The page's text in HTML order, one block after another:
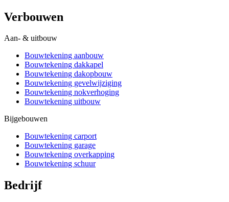
Verbouwen
Aan- & uitbouw
Bouwtekening aanbouw
Bouwtekening dakkapel
Bouwtekening dakopbouw
Bouwtekening gevelwijziging
Bouwtekening nokverhoging
Bouwtekening uitbouw
Bijgebouwen
Bouwtekening carport
Bouwtekening garage
Bouwtekening overkapping
Bouwtekening schuur
Bedrijf